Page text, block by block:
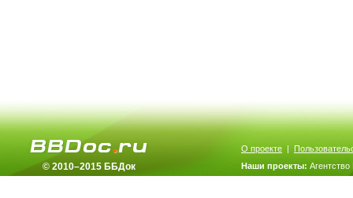
© 2010–2015 ББДок
О проекте |
Наши проекты: